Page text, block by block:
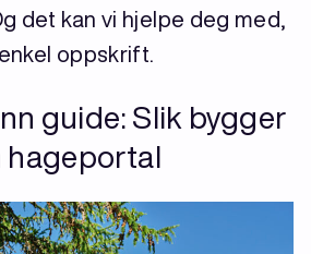
det kan vi hjelpe deg med,
oppskrift.
guide: Slik bygger
hageportal